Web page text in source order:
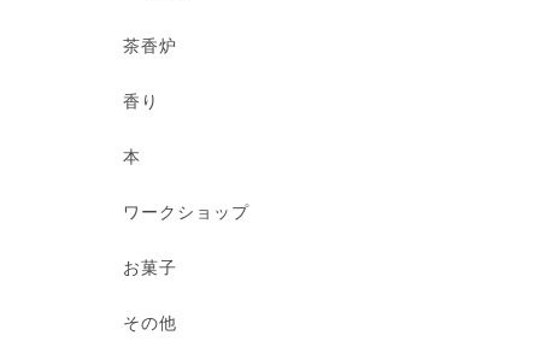
茶香炉
香り
本
ワークショップ
お菓子
その他